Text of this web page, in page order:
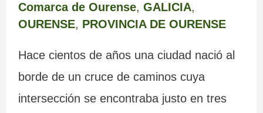
Comarca de Ourense, GALICIA,
OURENSE, PROVINCIA DE OURENSE
Hace cientos de años una ciudad nació al
borde de un cruce de caminos cuya
intersección se encontraba justo en tres